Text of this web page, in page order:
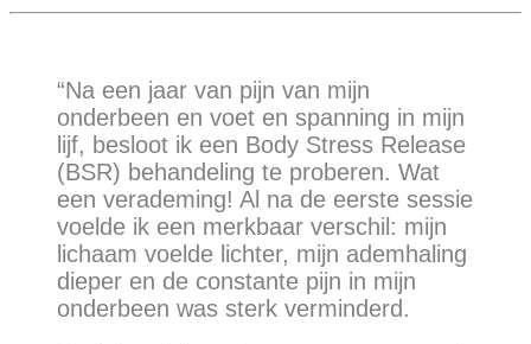
“Na een jaar van pijn van mijn
onderbeen en voet en spanning in mijn
lijf, besloot ik een Body Stress Release
(BSR) behandeling te proberen. Wat
een verademing! Al na de eerste sessie
voelde ik een merkbaar verschil: mijn
lichaam voelde lichter, mijn ademhaling
dieper en de constante pijn in mijn
onderbeen was sterk verminderd.